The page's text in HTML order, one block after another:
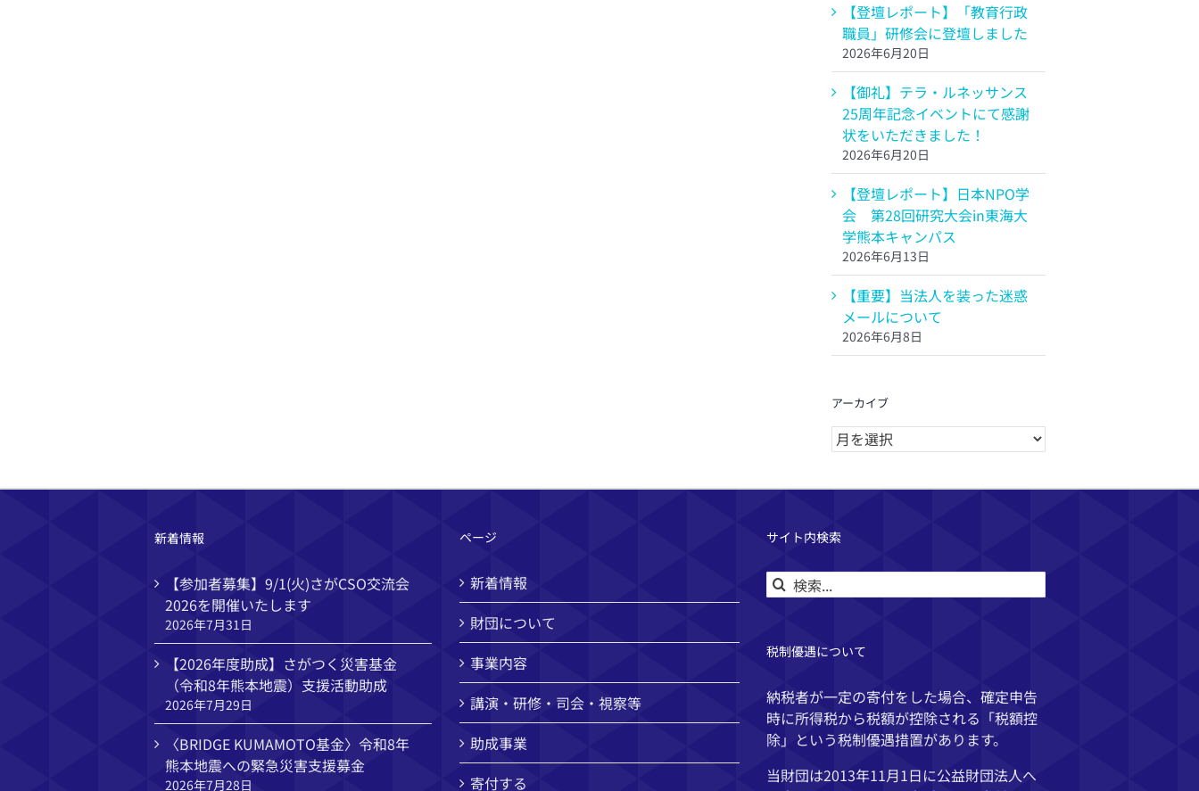
【登壇レポート】「教育行政
職員」研修会に登壇しました
2026年6月20日
【御礼】テラ・ルネッサンス
25周年記念イベントにて感謝
状をいただきました！
2026年6月20日
【登壇レポート】日本NPO学
会 第28回研究大会in東海大
学熊本キャンパス
2026年6月13日
【重要】当法人を装った迷惑
メールについて
2026年6月8日
アーカイブ
ア
ー
新着情報
【参加者募集】9/1(火)さがCSO交流会
2026を開催いたします
2026年7月31日
【2026年度助成】さがつく災害基金
（令和8年熊本地震）支援活動助成
2026年7月29日
〈BRIDGE KUMAMOTO基金〉令和8年
熊本地震への緊急災害支援募金
2026年7月28日
ページ
新着情報
財団について
事業内容
講演・研修・司会・視察等
助成事業
寄付する
サイト内検索
検
索
税制優遇について
納税者が一定の寄付をした場合、確定申告
時に所得税から税額が控除される「税額控
除」という税制優遇措置があります。
当財団は2013年11月1日に公益財団法人へ